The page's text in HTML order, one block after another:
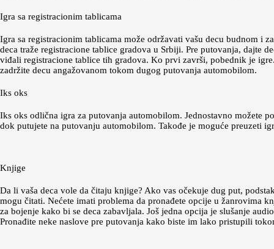
Igra sa registracionim tablicama
Igra sa registracionim tablicama može održavati vašu decu budnom i
deca traže registracione tablice gradova u Srbiji. Pre putovanja, dajte
viđali registracione tablice tih gradova. Ko prvi završi, pobednik je
zadržite decu angažovanom tokom dugog putovanja automobilom.
Iks oks
Iks oks odlična igra za putovanja automobilom. Jednostavno možete
dok putujete na putovanju automobilom. Takođe je moguće preuzeti
Knjige
Da li vaša deca vole da čitaju knjige? Ako vas očekuje dug put,
mogu čitati. Nećete imati problema da pronađete opcije u žanrovima
za bojenje kako bi se deca zabavljala. Još jedna opcija je slušanje
Pronađite neke naslove pre putovanja kako biste im lako pristupili